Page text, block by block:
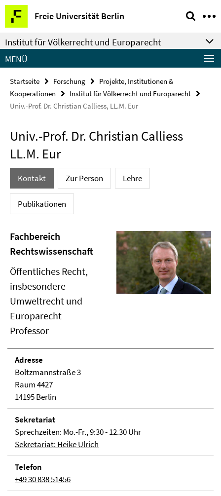
Springe
direkt
zu
Inhalt
Freie Universität Berlin
Service-
Navigation
Institut für Völkerrecht und Europarecht
MENÜ
Startseite Forschung
Projekte, Institutionen &
Kooperationen
Institut für Völkerrecht und Europarecht
Univ.-Prof. Dr. Christian Calliess, LL.M. Eur
Univ.-Prof. Dr. Christian Calliess
LL.M. Eur
Kontakt Zur Person Lehre
Publikationen
Fachbereich
Rechtswissenschaft
Öffentliches Recht,
insbesondere
Umweltrecht und
Europarecht
Professor
Adresse
Boltzmannstraße 3
Raum 4427
14195 Berlin
Sekretariat
Sprechzeiten: Mo.-Fr., 9:30 - 12.30 Uhr
Sekretariat: Heike Ulrich
Telefon
+49 30 838 51456